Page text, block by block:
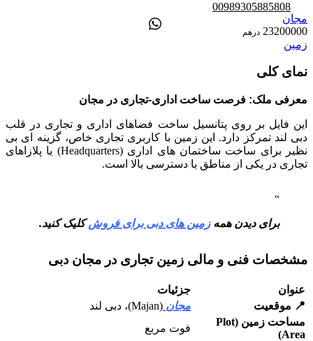
00989305885808
مجان
23200000 درهم
زمین
نمای کلی
معرفی ملک: فرصت ساخت اداری-تجاری در مجان
این فایل بر روی پتانسیل ساخت فضاهای اداری و تجاری در قلب
دبی لند تمرکز دارد. این زمین با کاربری تجاری خاص، گزینه ای بی
نظیر برای ساخت ساختمان های اداری (Headquarters) یا پلازاهای
تجاری در یکی از مناطق با دسترسی بالا است.
برای دیدن همهزمین های دبی برای فروشکلیک کنید.
مشخصات فنی و مالی زمین تجاری در مجان دبی
عنوان
جزئیات
📍 موقعیت مجان (Majan)، دبی لند
مساحت زمین (
Plot
Area
)
فوت مربع